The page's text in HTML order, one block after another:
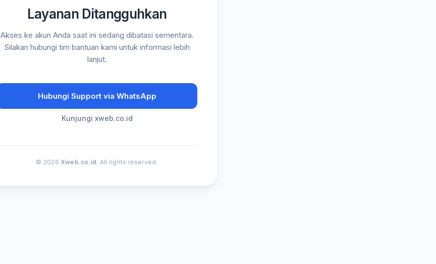
Layanan Ditangguhkan
Akses ke akun Anda saat ini sedang dibatasi sementara.
Silakan hubungi tim bantuan kami untuk informasi lebih
lanjut.
Hubungi Support via WhatsApp
Kunjungi xweb.co.id
© 2026 Xweb.co.id. All rights reserved.